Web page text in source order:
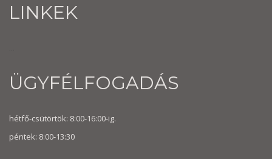
LINKEK
ÜGYFÉLFOGADÁS
hétfő-csütörtök: 8:00-16:00-ig.
péntek: 8:00-13:30